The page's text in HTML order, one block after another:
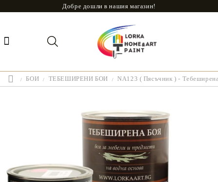
Добре дошли в нашия магазин!
БОИ ТЕБЕШИРЕНИ БОИ NA123 ( Пясъчник ) -